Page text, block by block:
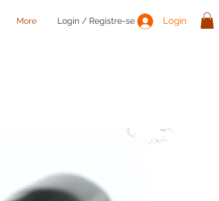
More Login / Registre-se Login